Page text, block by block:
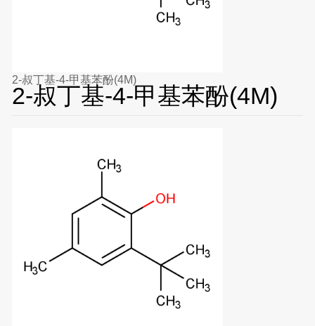
2-叔丁基-4-甲基苯酚(4M)
2-叔丁基-4-甲基苯酚(4M)